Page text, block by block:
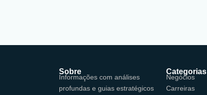
Sobre
Informações com análises
profundas e guias estratégicos
Categorias
Negócios
Carreiras